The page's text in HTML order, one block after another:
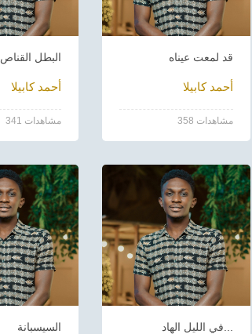
البطل القناص
أحمد كابيلا
341 مشاهدات
قد لمعت عيناه
أحمد كابيلا
358 مشاهدات
السيسبانة